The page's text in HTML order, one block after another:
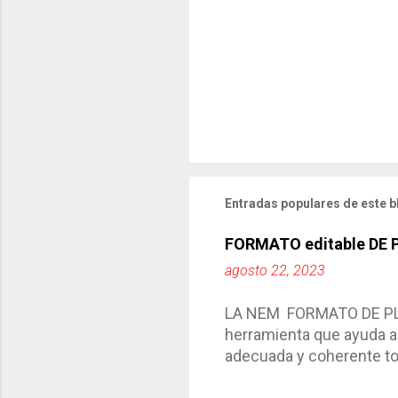
Entradas populares de este
FORMATO editable DE
agosto 22, 2023
LA NEM FORMATO DE
herramienta que ayuda
adecuada y coherente